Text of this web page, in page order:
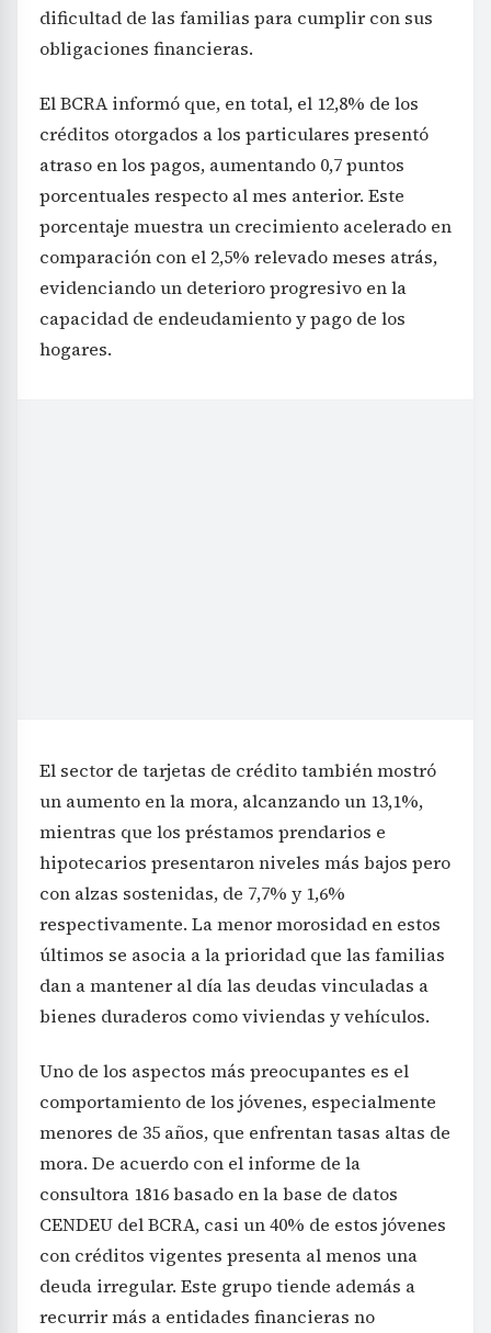
dificultad de las familias para cumplir con sus
obligaciones financieras.
El BCRA informó que, en total, el 12,8% de los
créditos otorgados a los particulares presentó
atraso en los pagos, aumentando 0,7 puntos
porcentuales respecto al mes anterior. Este
porcentaje muestra un crecimiento acelerado en
comparación con el 2,5% relevado meses atrás,
evidenciando un deterioro progresivo en la
capacidad de endeudamiento y pago de los
hogares.
El sector de tarjetas de crédito también mostró
un aumento en la mora, alcanzando un 13,1%,
mientras que los préstamos prendarios e
hipotecarios presentaron niveles más bajos pero
con alzas sostenidas, de 7,7% y 1,6%
respectivamente. La menor morosidad en estos
últimos se asocia a la prioridad que las familias
dan a mantener al día las deudas vinculadas a
bienes duraderos como viviendas y vehículos.
Uno de los aspectos más preocupantes es el
comportamiento de los jóvenes, especialmente
menores de 35 años, que enfrentan tasas altas de
mora. De acuerdo con el informe de la
consultora 1816 basado en la base de datos
CENDEU del BCRA, casi un 40% de estos jóvenes
con créditos vigentes presenta al menos una
deuda irregular. Este grupo tiende además a
recurrir más a entidades financieras no